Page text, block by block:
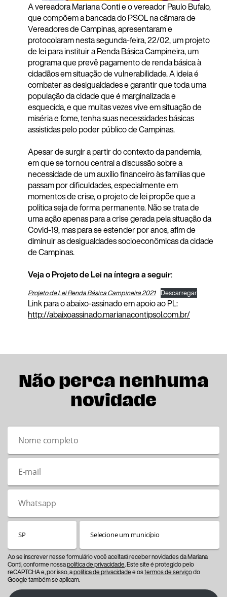
A vereadora Mariana Conti e o vereador Paulo Bufalo,
que compõem a bancada do PSOL na câmara de
Vereadores de Campinas, apresentaram e
protocolaram nesta segunda-feira, 22/02, um projeto
de lei para instituir a Renda Básica Campineira, um
programa que prevê pagamento de renda básica à
cidadãos em situação de vulnerabilidade. A ideia é
combater as desigualdades e garantir que toda uma
população da cidade que é marginalizada e
esquecida, e que muitas vezes vive em situação de
miséria e fome, tenha suas necessidades básicas
assistidas pelo poder público de Campinas.
Apesar de surgir a partir do contexto da pandemia,
em que se tornou central a discussão sobre a
necessidade de um auxílio financeiro às famílias que
passam por dificuldades, especialmente em
momentos de crise, o projeto de lei propõe que a
política seja de forma permanente. Não se trata de
uma ação apenas para a crise gerada pela situação da
Covid-19, mas para se estender por anos, afim de
diminuir as desigualdades socioeconômicas da cidade
de Campinas.
Veja o Projeto de Lei na íntegra a seguir:
Projeto de Lei Renda Básica Campineira 2021 Descarregar
Link para o abaixo-assinado em apoio ao PL:
http://abaixoassinado.marianacontipsol.com.br/
Não perca nenhuma
novidade
Ao se inscrever nesse formulário você aceitará receber novidades da Mariana
Conti, conforme nossapolítica de privacidade. Este site é protegido pelo
reCAPTCHA e, por isso, apolítica de privacidadee ostermos de serviçodo
Google também se aplicam.